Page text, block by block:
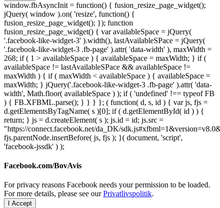
window.fbAsyncInit = function() { fusion_resize_page_widget();
jQuery( window ).on( 'resize', function() {
fusion_resize_page_widget(); }); function
fusion_resize_page_widget() { var availableSpace = jQuery(
'.facebook-like-widget-3' ).width(), lastAvailableSPace = jQuery(
'.facebook-like-widget-3 .fb-page' ).attr( 'data-width' ), maxWidth =
268; if ( 1 > availableSpace ) { availableSpace = maxWidth; } if (
availableSpace != lastAvailableSPace && availableSpace !=
maxWidth ) { if ( maxWidth < availableSpace ) { availableSpace =
maxWidth; } jQuery('.facebook-like-widget-3 .fb-page' ).attr( 'data-
width', Math.floor( availableSpace ) ); if ( 'undefined' !== typeof FB
) { FB.XFBML.parse(); } } } }; ( function( d, s, id ) { var js, fjs =
d.getElementsByTagName( s )[0]; if ( d.getElementById( id ) ) {
return; } js = d.createElement( s ); js.id = id; js.src =
"https://connect.facebook.net/da_DK/
fjs.parentNode.insertBefore( js, fjs ); }( document, 'script',
'facebook-jssdk' ) );
Facebook.com/BovAvis
For privacy reasons Facebook needs your permission to be loaded.
For more details, please see ourPrivatlivspolitik.
I Accept